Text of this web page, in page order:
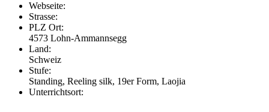
Webseite:
Strasse:
PLZ Ort:
4573 Lohn-Ammannsegg
Land:
Schweiz
Stufe:
Standing, Reeling silk, 19er Form, Laojia
Unterrichtsort: